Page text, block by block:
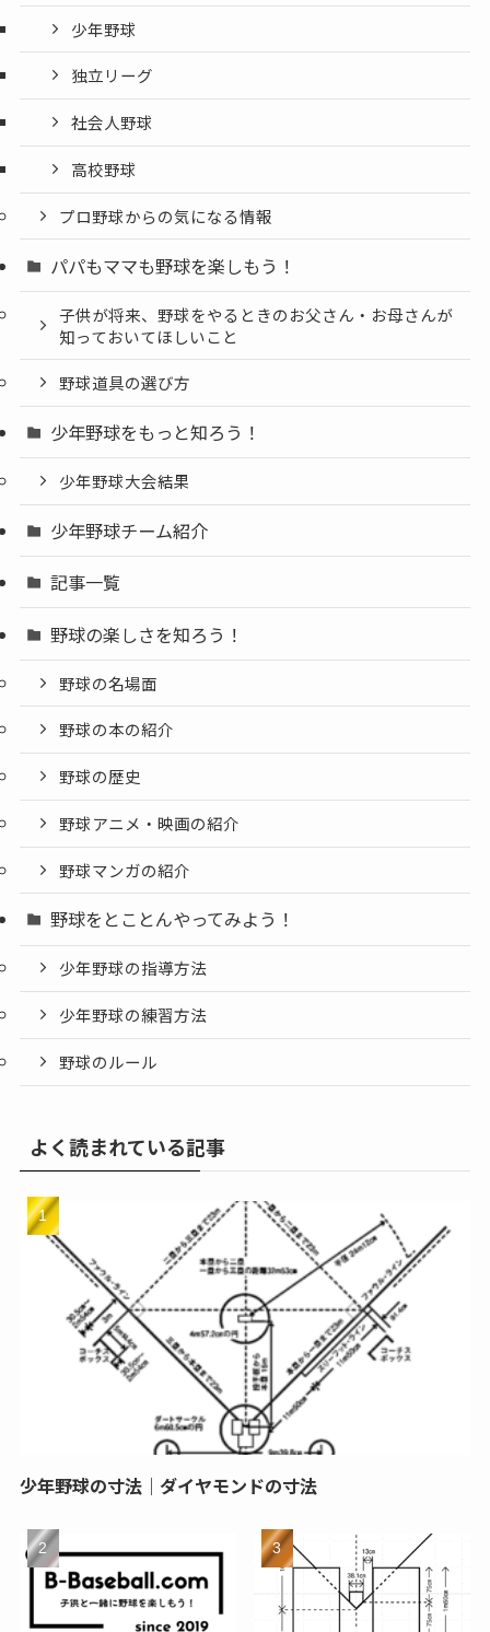
少年野球
独立リーグ
社会人野球
高校野球
プロ野球からの気になる情報
パパもママも野球を楽しもう！
子供が将来、野球をやるときのお父さん・お母さんが
知っておいてほしいこと
野球道具の選び方
少年野球をもっと知ろう！
少年野球大会結果
少年野球チーム紹介
記事一覧
野球の楽しさを知ろう！
野球の名場面
野球の本の紹介
野球の歴史
野球アニメ・映画の紹介
野球マンガの紹介
野球をとことんやってみよう！
少年野球の指導方法
少年野球の練習方法
野球のルール
よく読まれている記事
少年野球の寸法｜ダイヤモンドの寸法